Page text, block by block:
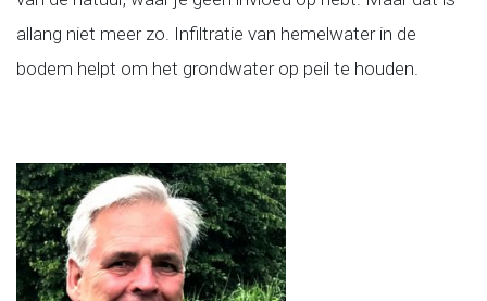
allang niet meer zo. Infiltratie van hemelwater in de
bodem helpt om het grondwater op peil te houden.